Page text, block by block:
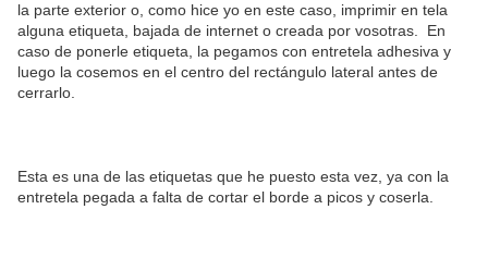
la parte exterior o, como hice yo en este caso, imprimir en tela
alguna etiqueta, bajada de internet o creada por vosotras. En
caso de ponerle etiqueta, la pegamos con entretela adhesiva y
luego la cosemos en el centro del rectángulo lateral antes de
cerrarlo.
Esta es una de las etiquetas que he puesto esta vez, ya con la
entretela pegada a falta de cortar el borde a picos y coserla.